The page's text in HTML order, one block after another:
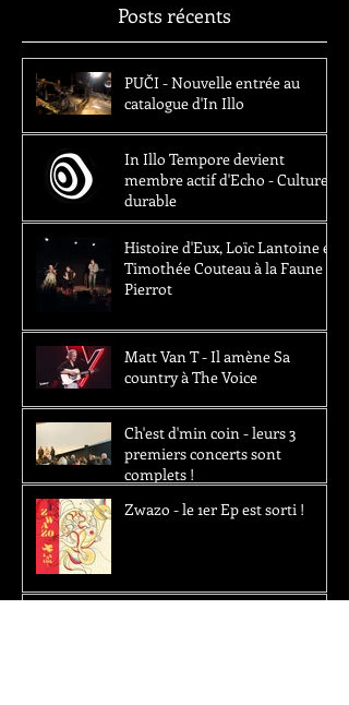
Posts récents
PUČI - Nouvelle entrée au
catalogue d'In Illo
In Illo Tempore devient
membre actif d'Echo - Culture
durable
Histoire d'Eux, Loïc Lantoine et
Timothée Couteau à la Faune -
Pierrot
Matt Van T - Il amène Sa
country à The Voice
Ch'est d'min coin - leurs 3
premiers concerts sont
complets !
Zwazo - le 1er Ep est sorti !